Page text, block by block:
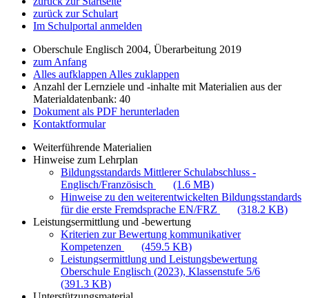
zurück zur Schulart
Im Schulportal anmelden
Oberschule Englisch 2004, Überarbeitung 2019
zum Anfang
Alles aufklappen Alles zuklappen
Anzahl der Lernziele und -inhalte mit Materialien aus der
Materialdatenbank: 40
Dokument als PDF herunterladen
Kontaktformular
Weiterführende Materialien
Hinweise zum Lehrplan
Bildungsstandards Mittlerer Schulabschluss -
Englisch/Französisch
(1.6 MB)
Hinweise zu den weiterentwickelten Bildungsstandards
für die erste Fremdsprache EN/FRZ
(318.2 KB)
Leistungsermittlung und -bewertung
Kriterien zur Bewertung kommunikativer
Kompetenzen
(459.5 KB)
Leistungsermittlung und Leistungsbewertung
Oberschule Englisch (2023), Klassenstufe 5/6
(391.3 KB)